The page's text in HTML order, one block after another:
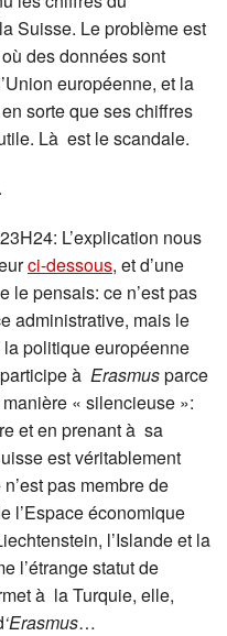
Suisse. Le problème est
des données sont
européenne, et la
sorte que ses chiffres
Là est le scandale.
L’explication nous
ci-dessous, et d’une
le pensais: ce n’est pas
administrative, mais le
politique européenne
à Erasmusparce
« silencieuse »:
et en prenant à sa
est véritablement
pas membre de
l’Espace économique
l’Islande et la
l’étrange statut de
à la Turquie, elle,
‘Erasmus…